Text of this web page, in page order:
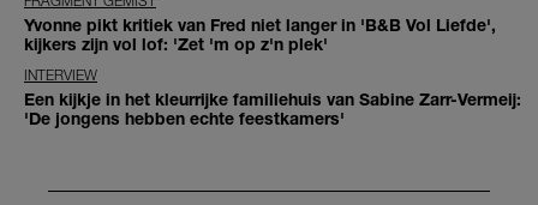
Yvonne pikt kritiek van Fred niet langer in 'B&B Vol Liefde',
kijkers zijn vol lof: 'Zet 'm op z'n plek'
INTERVIEW
Een kijkje in het kleurrijke familiehuis van Sabine Zarr-Vermeij:
'De jongens hebben echte feestkamers'